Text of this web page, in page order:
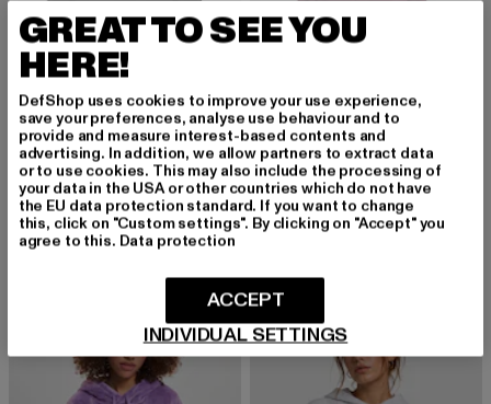
MJ GONZALES
Ladies METAMORPHOSE V.2 Heavy Oversized
53,59 EUR
Derzeitiger Preis: 53,59 EUR
79,99 EURAktionspreis: 79,99 EUR
KARL KANI
49,49 EUR
Derzeitiger Preis: 49,49 EUR
54,99 EURAktionspreis:
-22%
GREAT TO SEE YOU
HERE!
DefShop uses cookies to improve your use experience,
save your preferences, analyse use behaviour and to
provide and measure interest-based contents and
advertising. In addition, we allow partners to extract data
or to use cookies. This may also include the processing of
your data in the USA or other countries which do not have
the EU data protection standard. If you want to change
this, click on "Custom settings". By clicking on "Accept" you
agree to this. Data protection
INDIVIDUAL SETTINGS
ACCEPT